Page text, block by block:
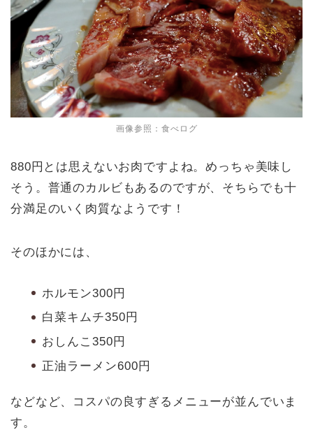
画像参照：食べログ
880円とは思えないお肉ですよね。めっちゃ美味し
そう。普通のカルビもあるのですが、そちらでも十
分満足のいく肉質なようです！
そのほかには、
ホルモン300円
白菜キムチ350円
おしんこ350円
正油ラーメン600円
などなど、コスパの良すぎるメニューが並んでいま
す。